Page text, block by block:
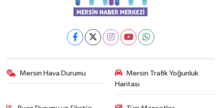
Mersin Hava Durumu
Mersin Trafik Yoğunluk
Haritası